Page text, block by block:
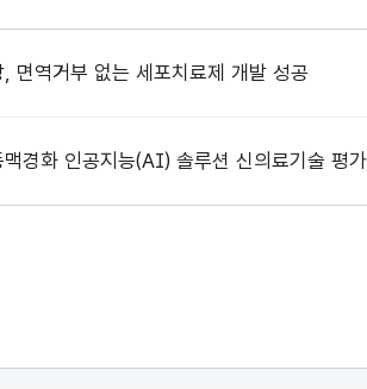
면역거부 없는 세포치료제 개발 성공
경화 인공지능(AI) 솔루션 신의료기술 평